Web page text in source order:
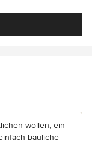
wollen, ein
bauliche